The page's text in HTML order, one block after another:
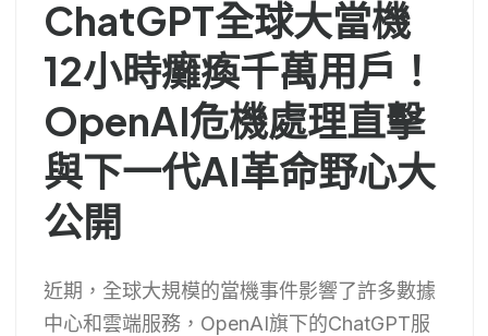
ChatGPT全球大當機
12小時癱瘓千萬用戶！
OpenAI危機處理直擊
與下一代AI革命野心大
公開
近期，全球大規模的當機事件影響了許多數據
中心和雲端服務，OpenAI旗下的ChatGPT服